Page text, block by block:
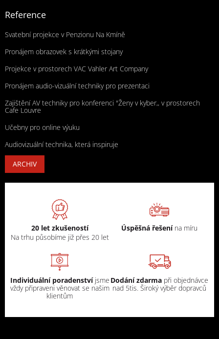
Reference
Svatební projekce v Penzionu Na Kmíně
Pronájem obrazovek s krátkými stojany
Projekce v prostorech VAC Vahler Art Company
Pronájem audio-vizuální techniky pro prezentaci
Zajištění AV techniky pro konferenci "Ženy v kyber,, v prostorech
Cafe Louvre
Učebny pro online výuku
Audiovizuální technika, která inspiruje
ARCHIV
20 let zkušeností
Na trhu působíme již přes 20 let
Úspěšná řešení na míru
Individuální poradenstvíjsme
vždy připraveni věnovat se našim
klientům
Dodání zdarma při objednávce
nad 5tis. Široký výběr dopravců